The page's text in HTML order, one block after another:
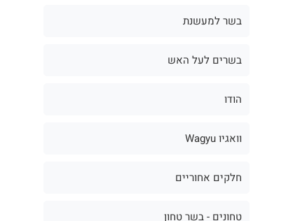
בשר למעשנת
בשרים לעל האש
הודו
וואגיו Wagyu
חלקים אחוריים
טחונים - בשר טחון